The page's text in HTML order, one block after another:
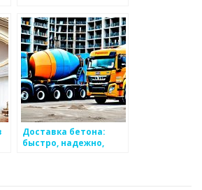
Доставка бетона:
быстро, надежно,